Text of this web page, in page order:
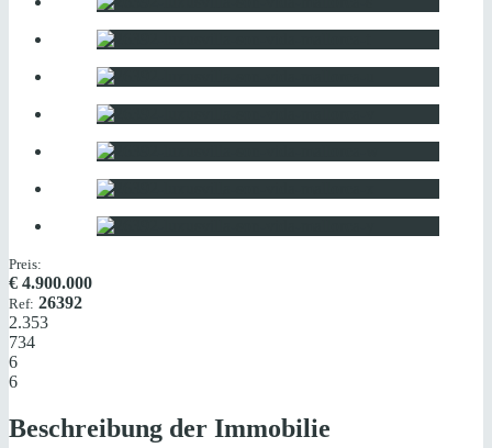
Preis:
€ 4.900.000
Ref: 26392
2.353
734
6
6
Beschreibung der Immobilie